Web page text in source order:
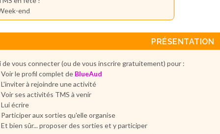
end
PRÉSENTATION
de vous connecter (ou de vous inscrire gratuitement) pour :
Voir le profil complet de BlueAud
L'inviter à rejoindre une activité
Voir ses activités TMS à venir
Lui écrire
Participer aux sorties qu'elle organise
Et bien sûr... proposer des sorties et y participer